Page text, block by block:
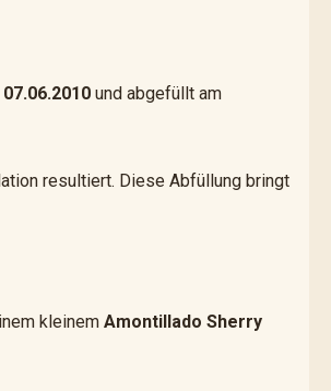
07.06.2010 und abgefüllt am
resultiert. Diese Abfüllung bringt
kleinem Amontillado Sherry